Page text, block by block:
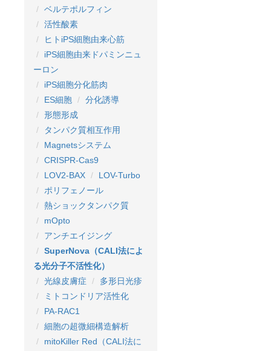
ベルテポルフィン
活性酸素
ヒトiPS細胞由来心筋
iPS細胞由来ドパミンニュ
ーロン
iPS細胞分化筋肉
ES細胞
分化誘導
形態形成
タンパク質相互作用
Magnetsシステム
CRISPR-Cas9
LOV2-BAX
LOV-Turbo
ポリフェノール
熱ショックタンパク質
mOpto
アンチエイジング
SuperNova（CALI法によ
る光分子不活性化）
光線皮膚症
多形日光疹
ミトコンドリア活性化
PA-RAC1
細胞の超微細構造解析
mitoKiller Red（CALI法に